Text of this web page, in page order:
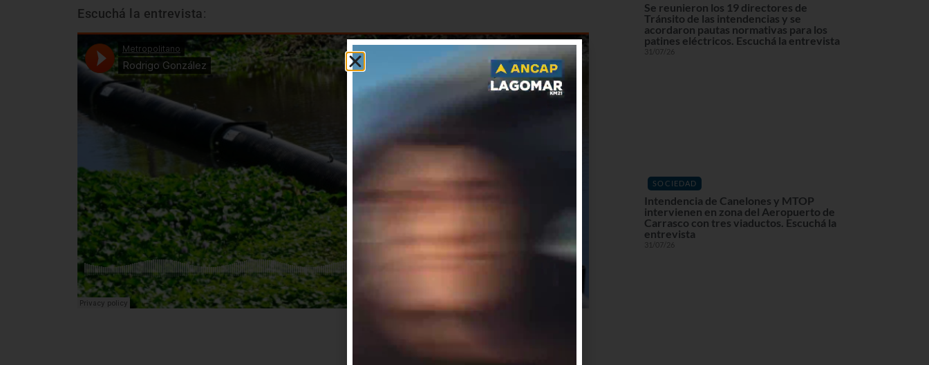
Escuchá la entrevista :
Se reunieron los 19 directores de
Tránsito de las intendencias y se
acordaron pautas normativas para los
patines eléctricos. Escuchá la entrevista
31/07/26
SOCIEDAD
Intendencia de Canelones y MTOP
intervienen en zona del Aeropuerto de
Carrasco con tres viaductos. Escuchá la
entrevista
31/07/26